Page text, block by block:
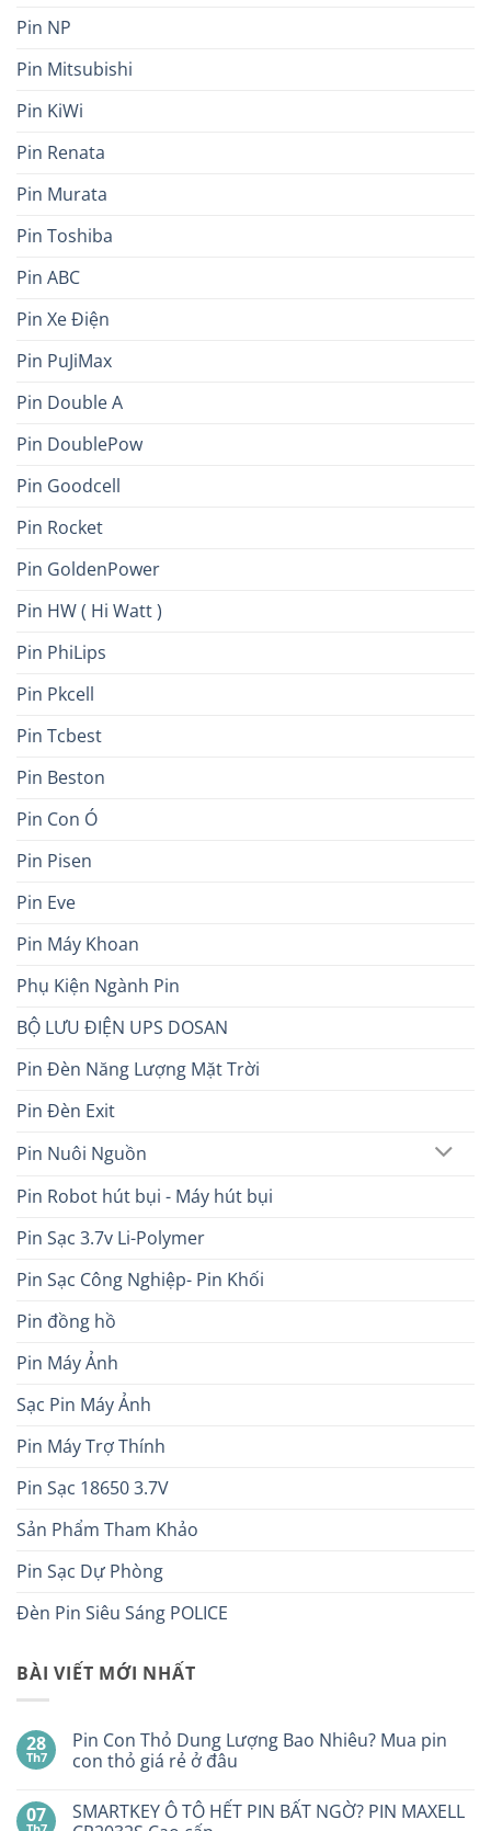
Pin NP
Pin Mitsubishi
Pin KiWi
Pin Renata
Pin Murata
Pin Toshiba
Pin ABC
Pin Xe Điện
Pin PuJiMax
Pin Double A
Pin DoublePow
Pin Goodcell
Pin Rocket
Pin GoldenPower
Pin HW ( Hi Watt )
Pin PhiLips
Pin Pkcell
Pin Tcbest
Pin Beston
Pin Con Ó
Pin Pisen
Pin Eve
Pin Máy Khoan
Phụ Kiện Ngành Pin
BỘ LƯU ĐIỆN UPS DOSAN
Pin Đèn Năng Lượng Mặt Trời
Pin Đèn Exit
Pin Nuôi Nguồn
Pin Robot hút bụi - Máy hút bụi
Pin Sạc 3.7v Li-Polymer
Pin Sạc Công Nghiệp- Pin Khối
Pin đồng hồ
Pin Máy Ảnh
Sạc Pin Máy Ảnh
Pin Máy Trợ Thính
Pin Sạc 18650 3.7V
Sản Phẩm Tham Khảo
Pin Sạc Dự Phòng
Đèn Pin Siêu Sáng POLICE
BÀI VIẾT MỚI NHẤT
28
Th7
Pin Con Thỏ Dung Lượng Bao Nhiêu? Mua pin
con thỏ giá rẻ ở đâu
bình
luận
07
SMARTKEY Ô TÔ HẾT PIN BẤT NGỜ? PIN MAXELL